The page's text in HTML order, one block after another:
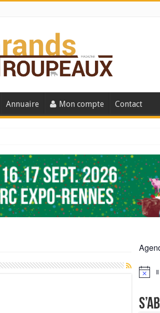
Annuaire Mon compte Contact
Notice